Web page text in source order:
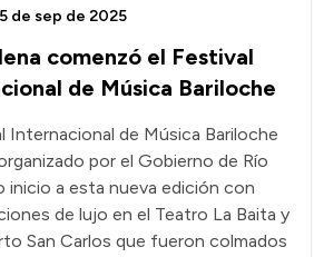
comenzó el Festival
de Música Bariloche
de sep de 2025
Internacional de Música Bariloche
por el Gobierno de Río
inicio a esta nueva edición con
de lujo en el Teatro La Baita y
San Carlos que fueron colmados